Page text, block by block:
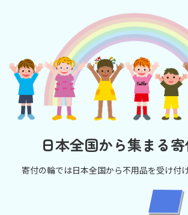
日本全国から集まる
寄付の輪では日本全国から不用品を受け付